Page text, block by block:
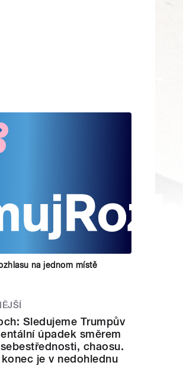
na jednom místě
Sledujeme Trumpův
úpadek směrem
chaosu.
je v nedohlednu